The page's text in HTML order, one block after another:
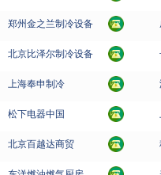
郑州金之兰制冷设备
北京比泽尔制冷设备
上海奉申制冷
松下电器中国
北京百越达商贸